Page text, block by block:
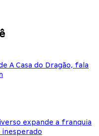
A Casa do Dragão, fala
expande a franquia
inesperado